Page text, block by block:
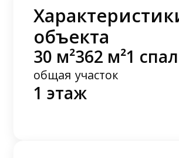
объекта
30 м²
общая
362 м²
участок
1
1 этаж